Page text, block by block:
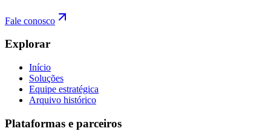
Fale conosco
Explorar
Início
Soluções
Equipe estratégica
Arquivo histórico
Plataformas e parceiros